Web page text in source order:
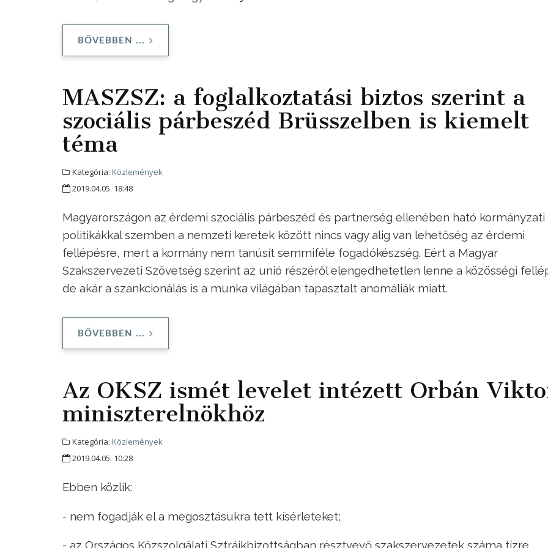
BŐVEBBEN ...
MASZSZ: a foglalkoztatási biztos szerint a
szociális párbeszéd Brüsszelben is kiemelt
téma
Kategória: Közlemények
2019.04.05. 18:48
Magyarországon az érdemi szociális párbeszéd és partnerség ellenében ható kormányzati
politikákkal szemben a nemzeti keretek között nincs vagy alig van lehetőség az érdemi
fellépésre, mert a kormány nem tanúsít semmiféle fogadókészség. Eért a Magyar
Szakszervezeti Szövetség szerint az unió részéről elengedhetetlen lenne a közösségi
de akár a szankcionálás is a munka világában tapasztalt anomáliák miatt.
BŐVEBBEN ...
Az OKSZ ismét levelet intézett Orbán
miniszterelnökhöz
Kategória: Közlemények
2019.04.05. 10:28
Ebben közlik:
- nem fogadják el a megosztásukra tett kísérleteket;
- az Országos Közszolgálati Sztrájkbizottságban résztvevő szakszervezetek száma tízre